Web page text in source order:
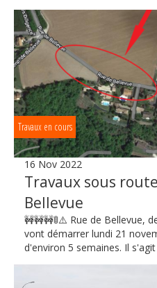
Travaux en cours
16 Nov 2022
Travaux sous
Bellevue
🚧🚧🚧🚦⚠️ Rue de Bellevue,
vont démarrer lundi 21
d'environ 5 semaines. Il s'agit